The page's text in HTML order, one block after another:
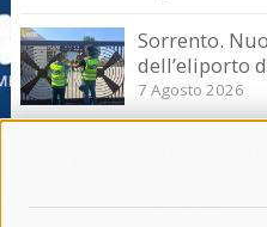
Sorrento.
dell’eliporto
7 Agosto 2026
Sorrento.
turista e le